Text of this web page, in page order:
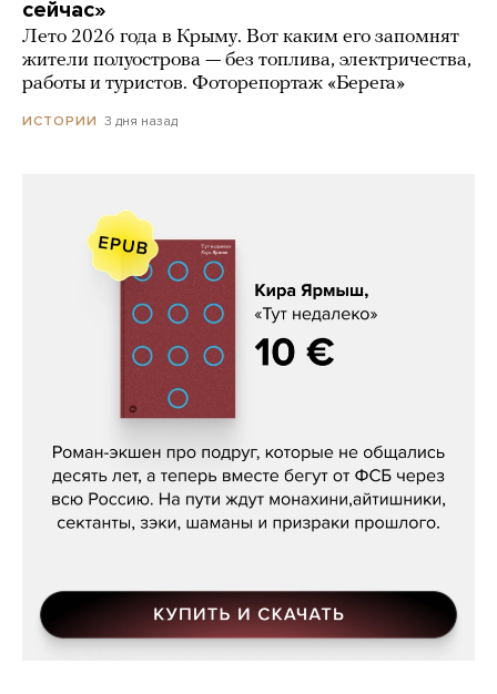
сейчас»
Лето 2026 года в Крыму. Вот каким его запомнят
жители полуострова — без топлива, электричества,
работы и туристов. Фоторепортаж «Берега»
ИСТОРИИ 3 дня назад
Кира Ярмыш, «Тут недалеко»